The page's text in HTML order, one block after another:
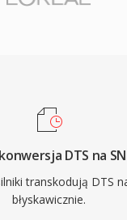
DTS na
transkodują DTS
błyskawicznie.